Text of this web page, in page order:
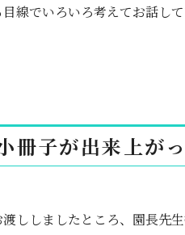
線でいろいろ考えてお話し
冊子が出来上が
ししましたところ、園長先